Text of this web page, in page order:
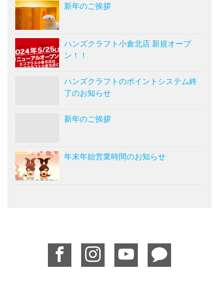
新年のご挨拶
ハンズクラフト小倉北店 新規オープ
ン！！
ハンズクラフトのポイントシステム終
了のお知らせ
新年のご挨拶
年末年始営業時間のお知らせ